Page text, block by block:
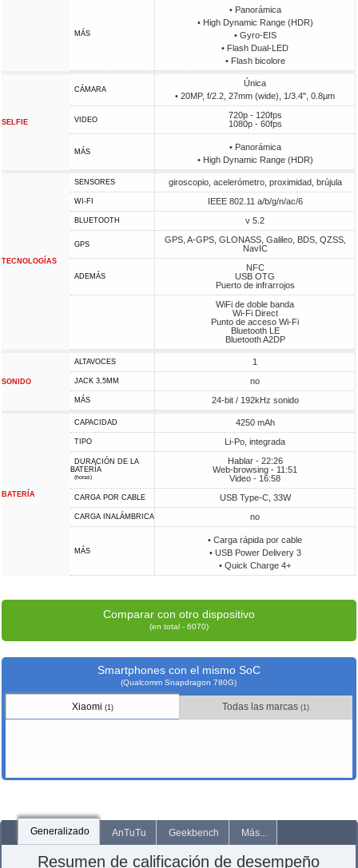
MÁS
• Panorámica
• High Dynamic Range (HDR)
• Gyro-EIS
• Flash Dual-LED
• Flash bicolore
SELFIE
CÁMARA
Única
• 20MP, f/2.2, 27mm (wide), 1/3.4", 0.8µm
VIDEO
720p - 120fps
1080p - 60fps
MÁS
• Panorámica
• High Dynamic Range (HDR)
TECNOLOGÍAS
SENSORES giroscopio, acelerómetro, proximidad, brújula
WI-FI IEEE 802.11 a/b/g/n/ac/6
BLUETOOTH v 5.2
GPS
GPS, A-GPS, GLONASS, Galileo, BDS, QZSS,
NavIC
ADEMÁS
NFC
USB OTG
Puerto de infrarrojos
WiFi de doble banda
Wi-Fi Direct
Punto de acceso Wi-Fi
Bluetooth LE
Bluetooth A2DP
SONIDO
ALTAVOCES 1
JACK 3,5MM no
MÁS 24-bit / 192kHz sonido
BATERÍA
CAPACIDAD 4250 mAh
TIPO Li-Po, integrada
DURACIÓN DE LA
BATERÍA
(horas)
Hablar - 22:26
Web-browsing - 11:51
Video - 16:58
CARGA POR CABLE USB Type-C, 33W
CARGA INALÁMBRICA no
MÁS
• Carga rápida por cable
• USB Power Delivery 3
• Quick Charge 4+
Comparar con otro dispositivo
(en total - 6070)
Smartphones con el mismo SoC
(Qualcomm Snapdragon 780G)
Xiaomi (1) Todas las marcas(1)
Generalizado AnTuTu Geekbench Más...
Resumen de calificación de desempeño